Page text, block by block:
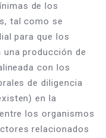
de los
tal como se
para que los
producción de
con los
de diligencia
en la
los organismos
relacionados